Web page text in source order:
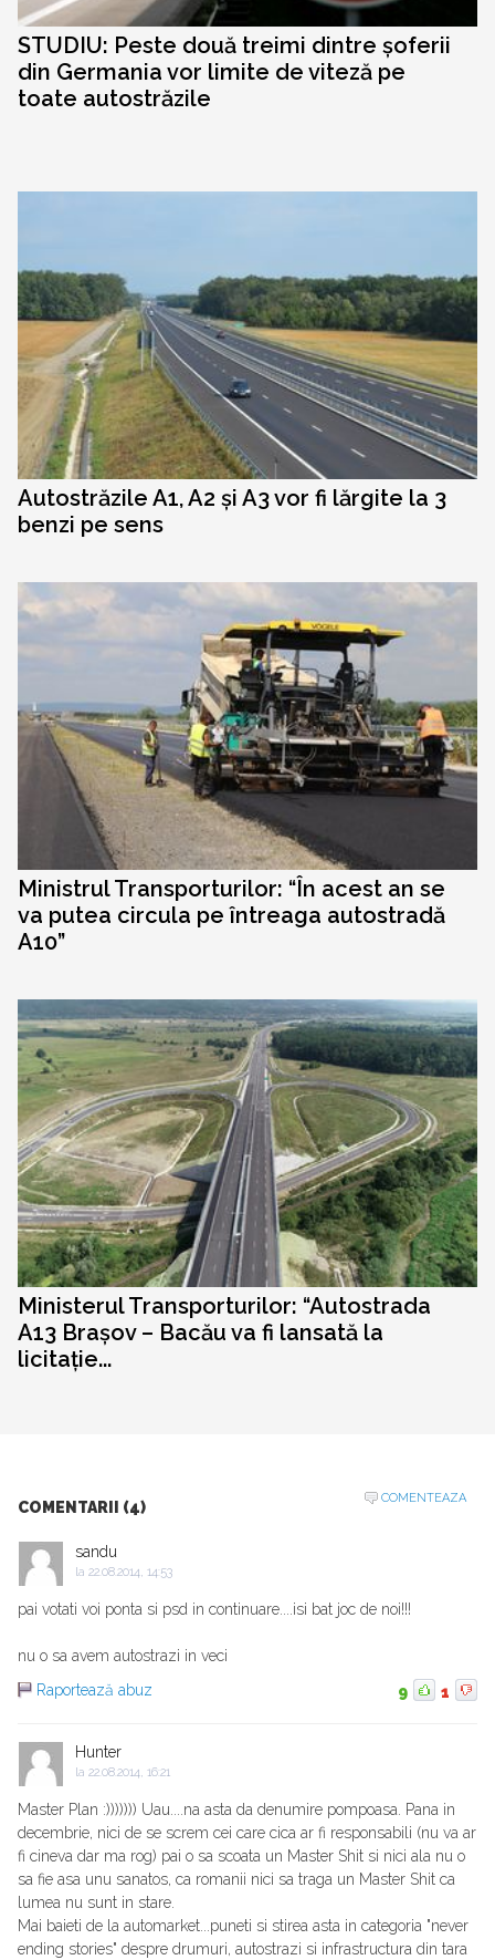
STUDIU: Peste două treimi dintre șoferii
din Germania vor limite de viteză pe
toate autostrăzile
Autostrăzile A1, A2 și A3 vor fi lărgite la 3
benzi pe sens
Ministrul Transporturilor: “În acest an se
va putea circula pe întreaga autostradă
A10”
Ministerul Transporturilor: “Autostrada
A13 Brașov – Bacău va fi lansată la
licitație...
COMENTARII (4)
COMENTEAZA
sandu
la 22.08.2014, 14:53
pai votati voi ponta si psd in continuare....isi bat joc de noi!!!
nu o sa avem autostrazi in veci
Raportează abuz
9 1
Hunter
la 22.08.2014, 16:21
Master Plan :))))))) Uau....na asta da denumire pompoasa. Pana in
decembrie, nici de se screm cei care cica ar fi responsabili (nu va ar
fi cineva dar ma rog) pai o sa scoata un Master Shit si nici ala nu o
sa fie asa unu sanatos, ca romanii nici sa traga un Master Shit ca
lumea nu sunt in stare.
Mai baieti de la automarket...puneti si stirea asta in categoria "never
ending stories" despre drumuri, autostrazi si infrastructura din tara